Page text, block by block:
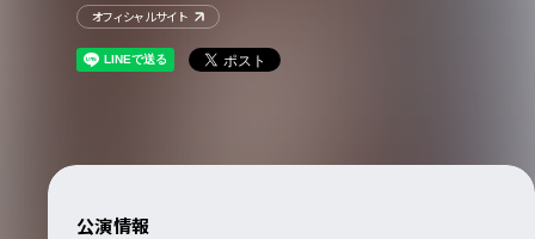
オフィシャルサイト
公演情報